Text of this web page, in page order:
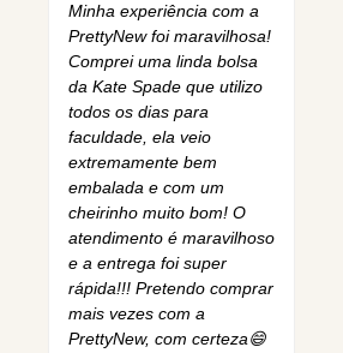
Minha experiência com a
PrettyNew foi maravilhosa!
Comprei uma linda bolsa
da Kate Spade que utilizo
todos os dias para
faculdade, ela veio
extremamente bem
embalada e com um
cheirinho muito bom! O
atendimento é maravilhoso
e a entrega foi super
rápida!!! Pretendo comprar
mais vezes com a
PrettyNew, com certeza😄